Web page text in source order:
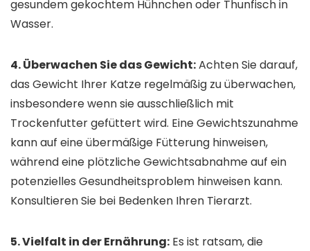
gesundem gekochtem Hühnchen oder Thunfisch in
Wasser.
4. Überwachen Sie das Gewicht:Achten Sie darauf,
das Gewicht Ihrer Katze regelmäßig zu überwachen,
insbesondere wenn sie ausschließlich mit
Trockenfutter gefüttert wird. Eine Gewichtszunahme
kann auf eine übermäßige Fütterung hinweisen,
während eine plötzliche Gewichtsabnahme auf ein
potenzielles Gesundheitsproblem hinweisen kann.
Konsultieren Sie bei Bedenken Ihren Tierarzt.
5. Vielfalt in der Ernährung: Es ist ratsam, die